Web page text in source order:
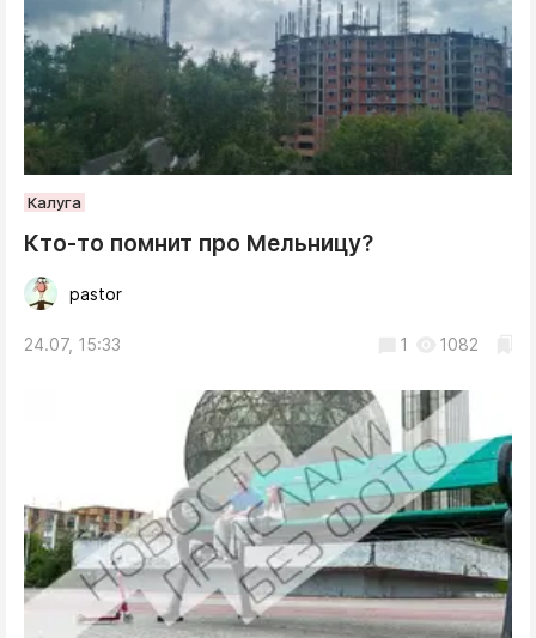
Калуга
Кто-то помнит про Мельницу?
pastor
24.07, 15:33 1 1082